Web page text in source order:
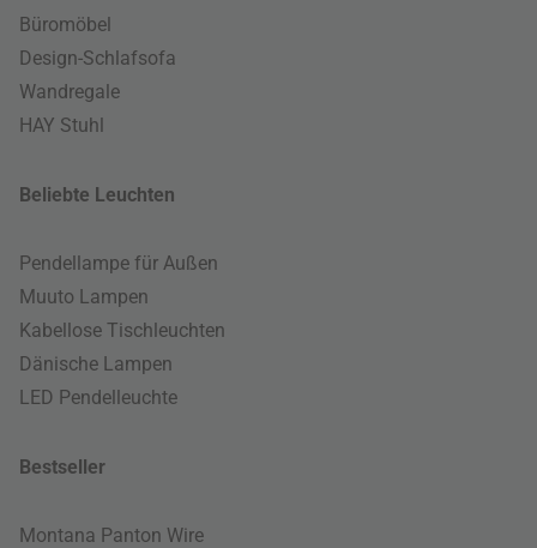
Büromöbel
Design-Schlafsofa
Wandregale
HAY Stuhl
Beliebte Leuchten
Pendellampe für Außen
Muuto Lampen
Kabellose Tischleuchten
Dänische Lampen
LED Pendelleuchte
Bestseller
Montana Panton Wire